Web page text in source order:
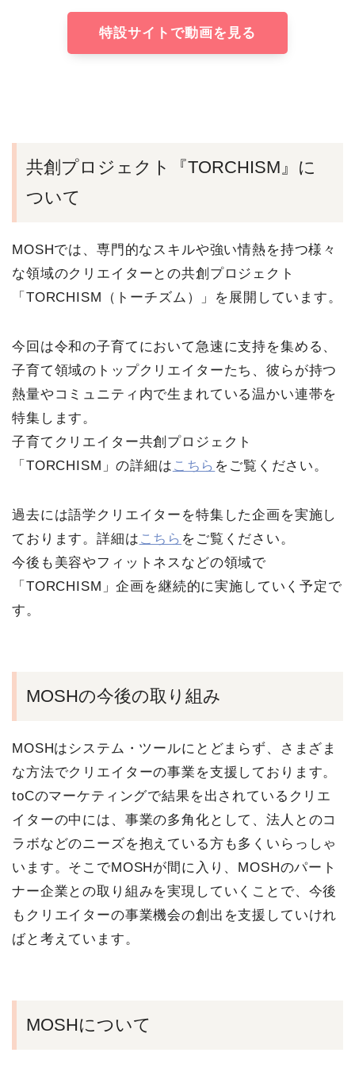
特設サイトで動画を見る
共創プロジェクト『TORCHISM』に
ついて
MOSHでは、専門的なスキルや強い情熱を持つ様々
な領域のクリエイターとの共創プロジェクト
「TORCHISM（トーチズム）」を展開しています。
今回は令和の子育てにおいて急速に支持を集める、
子育て領域のトップクリエイターたち、彼らが持つ
熱量やコミュニティ内で生まれている温かい連帯を
特集します。
子育てクリエイター共創プロジェクト
「TORCHISM」の詳細は こちら をご覧ください。
過去には語学クリエイターを特集した企画を実施し
ております。詳細は こちら をご覧ください。
今後も美容やフィットネスなどの領域で
「TORCHISM」企画を継続的に実施していく予定で
す。
MOSHの今後の取り組み
MOSHはシステム・ツールにとどまらず、さまざま
な方法でクリエイターの事業を支援しております。
toCのマーケティングで結果を出されているクリエ
イターの中には、事業の多角化として、法人とのコ
ラボなどのニーズを抱えている方も多くいらっしゃ
います。そこでMOSHが間に入り、MOSHのパート
ナー企業との取り組みを実現していくことで、今後
もクリエイターの事業機会の創出を支援していけれ
ばと考えています。
MOSHについて